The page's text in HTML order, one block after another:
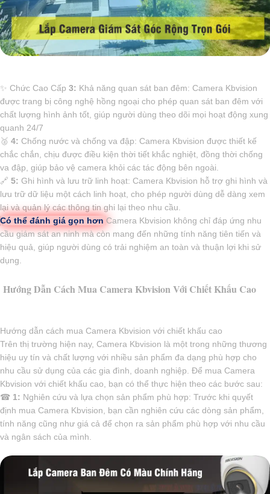
✨ Chức Cao Cấp 3: Khả năng quan sát ban đêm: Camera Kbvision
được trang bị công nghệ hồng ngoại cho phép quan sát ban đêm với
chất lượng hình ảnh tốt, giúp người dùng theo dõi mọi hoạt động xung
quanh 24/7
️🥈 4: Chống nước và chống va đập: Camera Kbvision được thiết kế
chắc chắn, chịu được điều kiện thời tiết khắc nghiệt, đồng thời chống
va đập, giúp bảo vệ camera khỏi các tác động bên ngoài.
🔗 5: Ghi hình và lưu trữ linh hoạt: Camera Kbvision hỗ trợ ghi hình và
lưu trữ dữ liệu một cách linh hoạt, cho phép người dùng dễ dàng xem
lại và quản lý các thông tin ghi lại theo nhu cầu.
Có thể đánh giá gọn hơn Camera Kbvision không chỉ đáp ứng nhu
cầu giám sát an ninh mà còn mang đến những tính năng tiên tiến và
hiệu quả, giúp người dùng có trải nghiệm an toàn và thuận lợi khi sử
dụng.
Hướng Dẫn Cách Mua Camera Kbvision Với Chiết Khấu Cao
Hướng dẫn cách mua Camera Kbvision với chiết khấu cao
Trên thị trường hiện nay, Camera Kbvision là một trong những thương
hiệu uy tín và chất lượng với nhiều sản phẩm đa dạng phù hợp cho
nhu cầu sử dụng của các gia đình, doanh nghiệp. Để mua Camera
Kbvision với chiết khấu cao, bạn có thể thực hiện theo các bước sau:
☎ 1: Nghiên cứu và lựa chọn sản phẩm phù hợp: Trước khi quyết
định mua Camera Kbvision, bạn cần nghiên cứu các dòng sản phẩm,
tính năng cũng như giá cả để chọn ra sản phẩm phù hợp với nhu cầu
và ngân sách của mình.